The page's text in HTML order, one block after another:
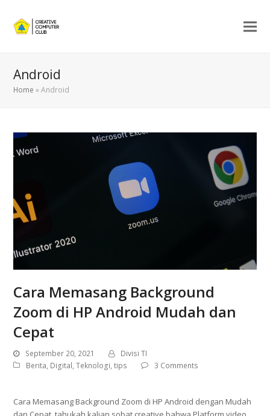
Android
Home »Android
Cara Memasang Background
Zoom di HP Android Mudah dan
Cepat
September 20, 2021
Divisi TI
Berita, Digital,Teknologi,tips 3 Comments
Cara Memasang Background Zoom di HP Android dengan Mudah